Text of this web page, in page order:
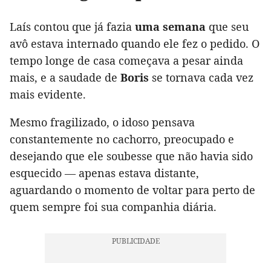
Laís contou que já fazia uma semana que seu
avô estava internado quando ele fez o pedido. O
tempo longe de casa começava a pesar ainda
mais, e a saudade de Boris se tornava cada vez
mais evidente.
Mesmo fragilizado, o idoso pensava
constantemente no cachorro, preocupado e
desejando que ele soubesse que não havia sido
esquecido — apenas estava distante,
aguardando o momento de voltar para perto de
quem sempre foi sua companhia diária.